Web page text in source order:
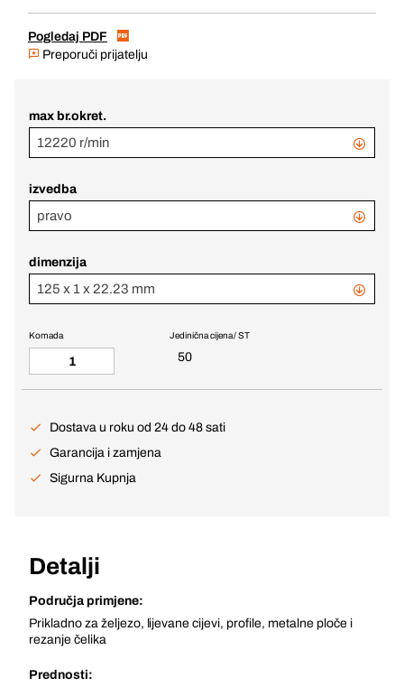
Pogledaj PDF
Preporuči prijatelju
max br.okret.
12220 r/min
izvedba
pravo
dimenzija
125 x 1 x 22.23 mm
Jedinična cijena / ST
50
Komada
Dostava u roku od 24 do 48 sati
Garancija i zamjena
Sigurna Kupnja
Detalji
Područja primjene:
Prikladno za željezo, lijevane cijevi, profile, metalne ploče i
rezanje čelika
Prednosti: